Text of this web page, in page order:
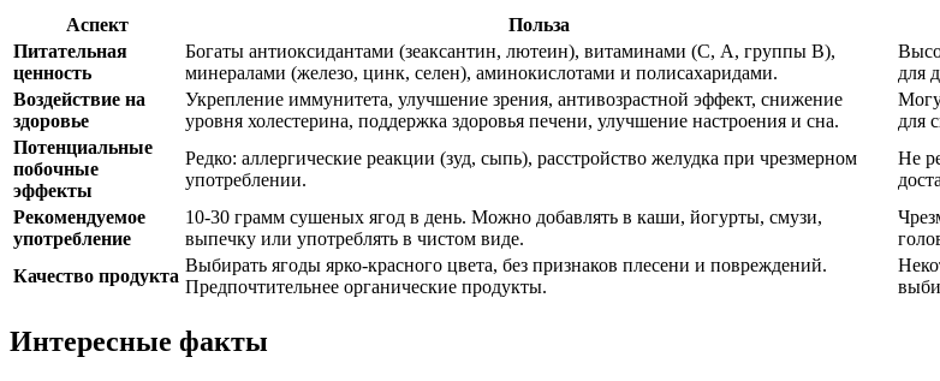
Аспект Польза
Питательная
ценность
Богаты антиоксидантами (зеаксантин, лютеин), витаминами (С, А, группы В),
минералами (железо, цинк, селен), аминокислотами и полисахаридами.
для
Воздействие на
здоровье
Укрепление иммунитета, улучшение зрения, антивозрастной эффект, снижение
уровня холестерина, поддержка здоровья печени, улучшение настроения и сна.
для
Потенциальные
побочные
эффекты
Редко: аллергические реакции (зуд, сыпь), расстройство желудка при чрезмерном
употреблении.
Не
Рекомендуемое
употребление
10-30 грамм сушеных ягод в день. Можно добавлять в каши, йогурты, смузи,
выпечку или употреблять в чистом виде.
Качество продукта
Выбирать ягоды ярко-красного цвета, без признаков плесени и повреждений.
Предпочтительнее органические продукты.
Интересные факты